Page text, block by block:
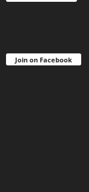
Join on Facebook